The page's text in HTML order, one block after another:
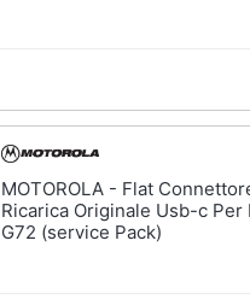
MOTOROLA - Flat
Ricarica Originale Usb-c Per
G72 (service Pack)